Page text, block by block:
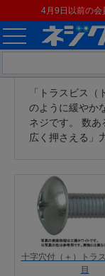
4月9日以前の会
「トラスビス
のように緩やか
ネジです。 数
広く押さえる」
十字穴付（＋）トラ
目